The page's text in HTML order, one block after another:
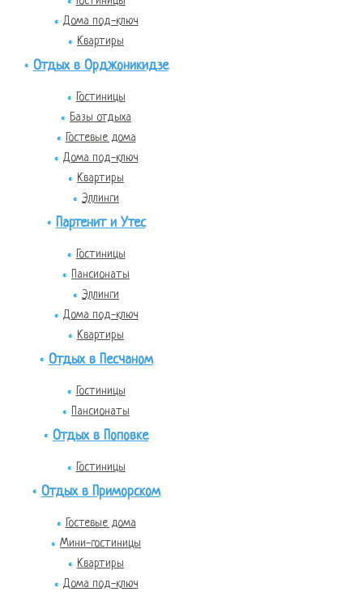
Дома под-ключ
Квартиры
Отдых в Орджоникидзе
Гостиницы
Базы отдыха
Гостевые дома
Дома под-ключ
Квартиры
Эллинги
Партенит и Утес
Гостиницы
Пансионаты
Эллинги
Дома под-ключ
Квартиры
Отдых в Песчаном
Гостиницы
Пансионаты
Отдых в Поповке
Гостиницы
Отдых в Приморском
Гостевые дома
Мини-гостиницы
Квартиры
Дома под-ключ